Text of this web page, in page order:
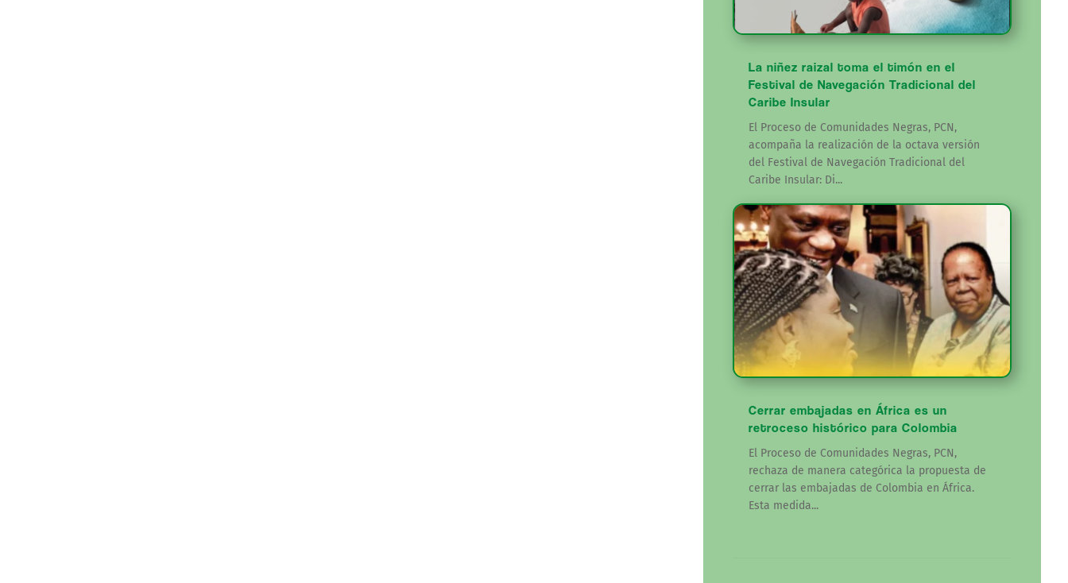
La niñez raizal toma el timón en el
Festival de Navegación Tradicional del
Caribe Insular
El Proceso de Comunidades Negras, PCN,
acompaña la realización de la octava versión
del Festival de Navegación Tradicional del
Caribe Insular: Di...
Cerrar embajadas en África es un
retroceso histórico para Colombia
El Proceso de Comunidades Negras, PCN,
rechaza de manera categórica la propuesta de
cerrar las embajadas de Colombia en África.
Esta medida...